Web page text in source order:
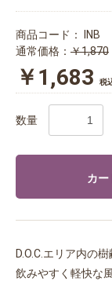
商品コード：
INB
通常価格： ￥1,870
￥1,683 税
数量
カー
D.O.C.エリア内の
飲みやすく軽快な